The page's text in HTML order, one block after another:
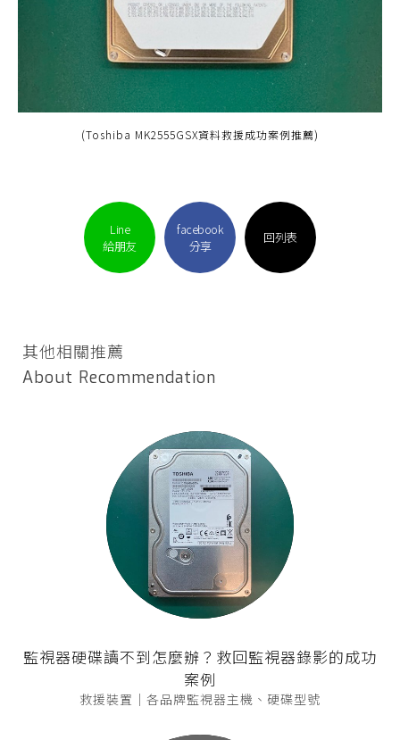
(Toshiba MK2555GSX資料救援成功案例推薦)
Line
給朋友
facebook
分享
回列表
其他相關推薦
About Recommendation
監視器硬碟讀不到怎麼辦？救回監視器錄影的成功
案例
救援裝置｜各品牌監視器主機、硬碟型號